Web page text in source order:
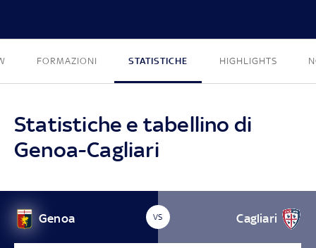
FORMAZIONI STATISTICHE HIGHLIGHTS
Statistiche e tabellino di
Genoa-Cagliari
Genoa VS Cagliari